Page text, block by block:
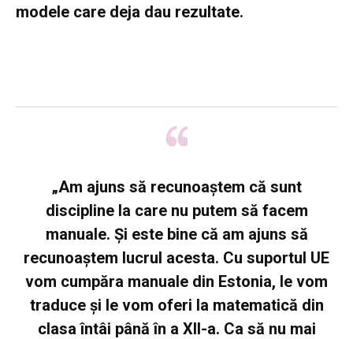
modele care deja dau rezultate.
„Am ajuns să recunoaștem că sunt
discipline la care nu putem să facem
manuale. Și este bine că am ajuns să
recunoaștem lucrul acesta. Cu suportul UE
vom cumpăra manuale din Estonia, le vom
traduce și le vom oferi la matematică din
clasa întâi până în a XII-a. Ca să nu mai